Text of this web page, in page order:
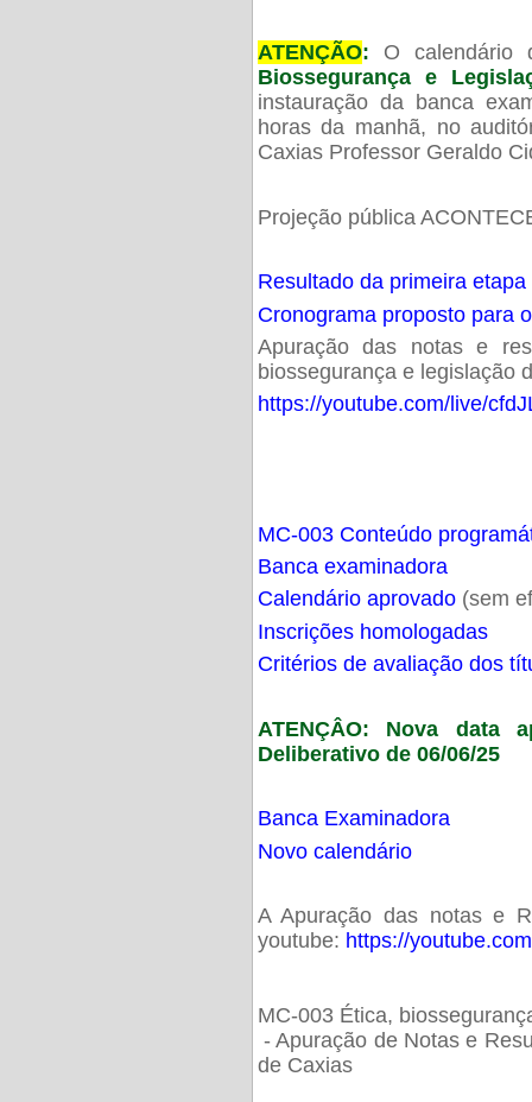
ATENÇÃO: O calendário
Biossegurança e
instauração da banca
horas da manhã, no
Caxias Professor Geraldo
Projeção pública
Resultado da primeira
Cronograma proposto para
Apuração das notas e
biossegurança e legislação
https://youtube.com/live/
MC-003 Conteúdo
Banca examinadora
Calendário aprovado(sem
Inscrições homologadas
Critérios de avaliação dos
ATENÇÂO: Nova data
Deliberativo de 06/06/25
Banca Examinadora
Novo calendário
A Apuração das notas e
youtube: https://
MC-003 Ética,
- Apuração de Notas e
de Caxias